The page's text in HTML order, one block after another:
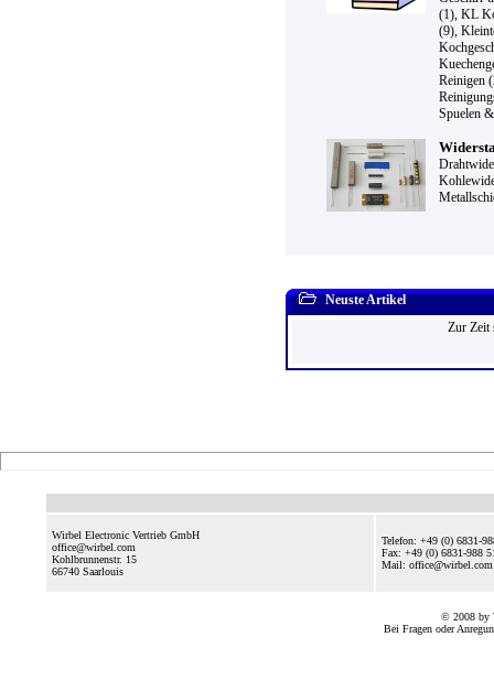
(1), KL
(9),
Reinigen
Spuelen
Neuste Artikel
Zur Zeit
Wirbel Electronic Vertrieb GmbH
office@wirbel.com
Kohlbrunnenstr. 15
66740 Saarlouis
Telefon: +49 (0) 6831-
Fax: +49 (0) 6831-988
Mail:
© 2008 by
Bei Fragen oder